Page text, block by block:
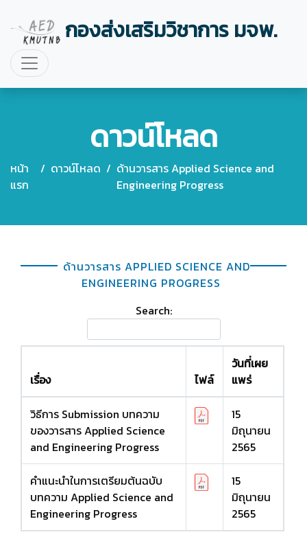
กองส่งเสริมวิชาการ มจพ.
ดาวน์โหลด
หน้า
แรก
/ ดาวน์โหลด / ด้านวารสาร Applied Science and
Engineering Progress
ด้านวารสาร APPLIED SCIENCE AND
ENGINEERING PROGRESS
Search:
เรื่อง ไฟล์
วันที่เผย
แพร่
วิธีการ Submission บทความ
ของวารสาร Applied Science
and Engineering Progress
15
มิถุนายน
2565
คำแนะนำในการเตรียมต้นฉบับ
บทความ Applied Science and
Engineering Progress
15
มิถุนายน
2565